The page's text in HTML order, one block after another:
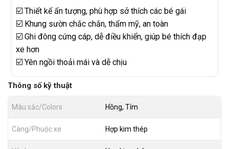
☑️ Thiết kế ấn tượng, phù hợp sở thích các bé gái
☑️ Khung sườn chắc chắn, thẩm mỹ, an toàn
☑️ Ghi đông cứng cáp, dễ điều khiển, giúp bé thích đạp
xe hơn
☑️ Yên ngồi thoải mái và dễ chịu
Thông số kỹ thuật
Màu sắc/Colors Hồng, Tím
Càng/Phuộc xe Hợp kim thép